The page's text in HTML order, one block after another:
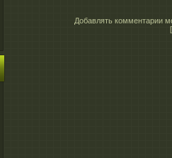
Добавлять комментарии